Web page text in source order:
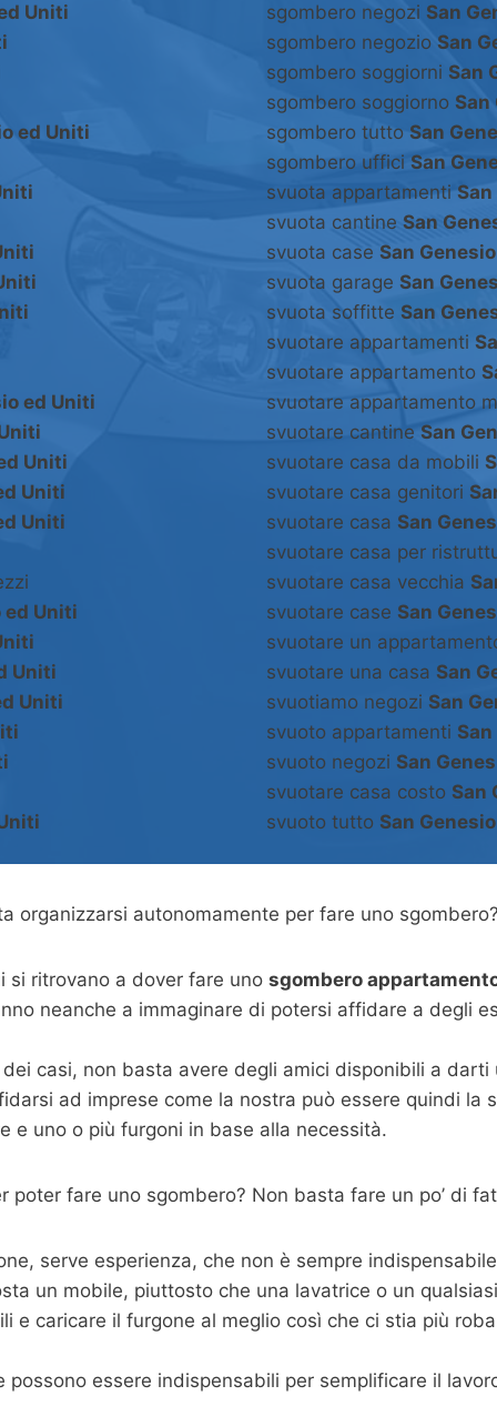
Uniti
ed Uniti
ed Uniti
Uniti
Uniti
Uniti
ed Uniti
Uniti
Uniti
sgombero negozi San
sgombero negozio San
sgombero soggiorni San
sgombero soggiorno San
sgombero tutto San
sgombero uffici San
svuota appartamenti
svuota cantine San
svuota case San
svuota garage San
svuota soffitte San
svuotare appartamenti
svuotare appartamento
svuotare appartamento
svuotare cantine San
svuotare casa da mobili
svuotare casa genitori
svuotare casa San
svuotare casa per
svuotare casa vecchia
svuotare case San
svuotare un
svuotare una casa San
svuotiamo negozi San
svuoto appartamenti
svuoto negozi San
svuotare casa costo San
svuoto tutto San
organizzarsi autonomamente per fare uno
si ritrovano a dover fare uno sgombero
neanche a immaginare di potersi affidare a degli
casi, non basta avere degli amici disponibili a
ad imprese come la nostra può essere quindi la
e uno o più furgoni in base alla necessità.
poter fare uno sgombero? Non basta fare un po’ di
serve esperienza, che non è sempre
un mobile, piuttosto che una lavatrice o un
e caricare il furgone al meglio così che ci stia più
possono essere indispensabili per semplificare il